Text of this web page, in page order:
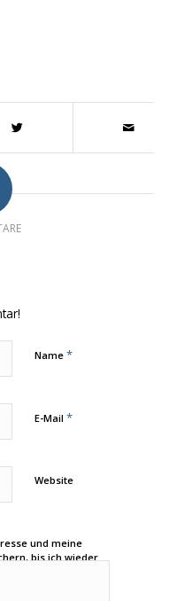
Name *
E-Mail *
Website
und meine
bis ich wieder